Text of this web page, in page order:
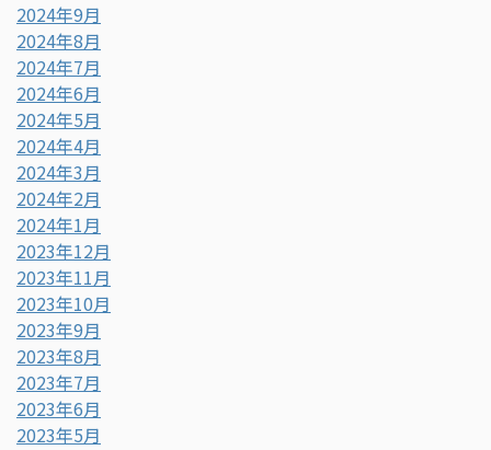
2024年9月
2024年8月
2024年7月
2024年6月
2024年5月
2024年4月
2024年3月
2024年2月
2024年1月
2023年12月
2023年11月
2023年10月
2023年9月
2023年8月
2023年7月
2023年6月
2023年5月